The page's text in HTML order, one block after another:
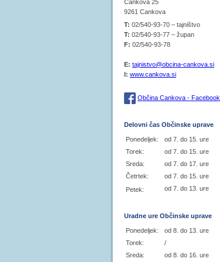
Cankova 25
9261 Cankova
T: 02/540-93-70 – tajništvo
T: 02/540-93-77 – župan
F: 02/540-93-78
E: tajnistvo@obcina-cankova.si
I: www.cankova.si
Občina Cankova - Facebook
Delovni čas Občinske uprave
Ponedeljek:
od 7. do 15. ure
Torek:
od 7. do 15. ure
Sreda:
od 7. do 17. ure
Četrtek:
od 7. do 15. ure
Petek:
od 7. do 13. ure
Uradne ure Občinske uprave
Ponedeljek:
od 8. do 13. ure
Torek:
/
Sreda:
od 8. do 16. ure